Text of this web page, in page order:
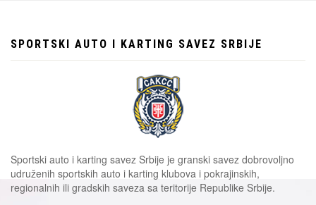
SPORTSKI AUTO I KARTING SAVEZ SRBIJE
Sportski auto i karting savez Srbije je granski savez dobrovoljno
udruženih sportskih auto i karting klubova i pokrajinskih,
regionalnih ili gradskih saveza sa teritorije Republike Srbije.